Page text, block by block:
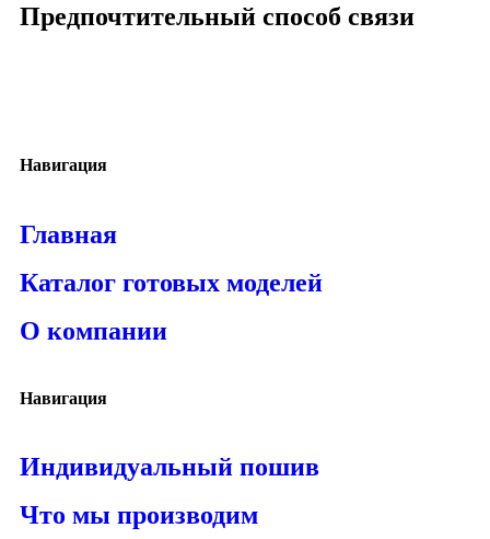
Предпочтительный способ связи
Навигация
Главная
Каталог готовых моделей
О компании
Навигация
Индивидуальный пошив
Что мы производим